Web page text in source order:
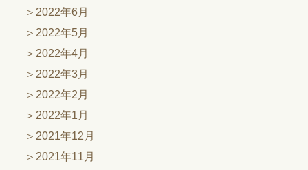
2022年6月
2022年5月
2022年4月
2022年3月
2022年2月
2022年1月
2021年12月
2021年11月